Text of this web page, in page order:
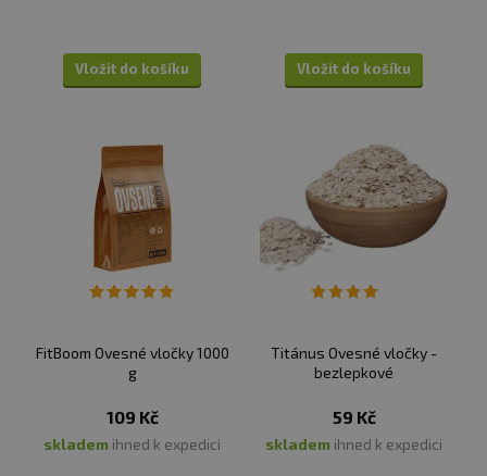
Vložit do košíku Vložit do košíku
FitBoom Ovesné vločky 1000
g
109 Kč
skladem ihned k expedici
Titánus Ovesné vločky -
bezlepkové
59 Kč
skladem ihned k expedici